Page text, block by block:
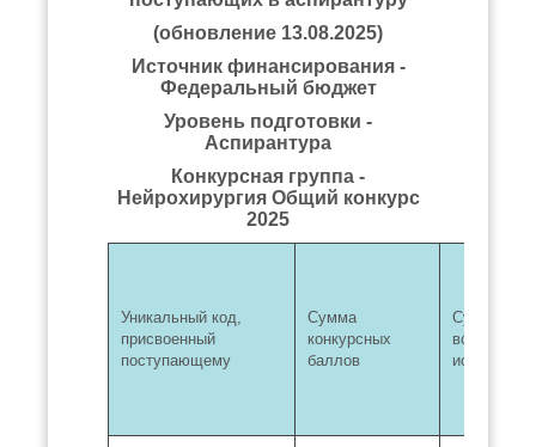
(обновление 13.08.2025)
Источник финансирования -
Федеральный бюджет
Уровень подготовки -
Аспирантура
Конкурсная группа -
Нейрохирургия Общий конкурс
2025
Уникальный код,
присвоенный
поступающему
Сумма
конкурсных
баллов
Сумма
испытания